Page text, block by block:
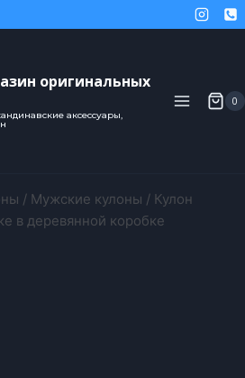
оригинальных
аксессуары,
0
/ Мужские кулоны / Кулон
в деревянной коробке